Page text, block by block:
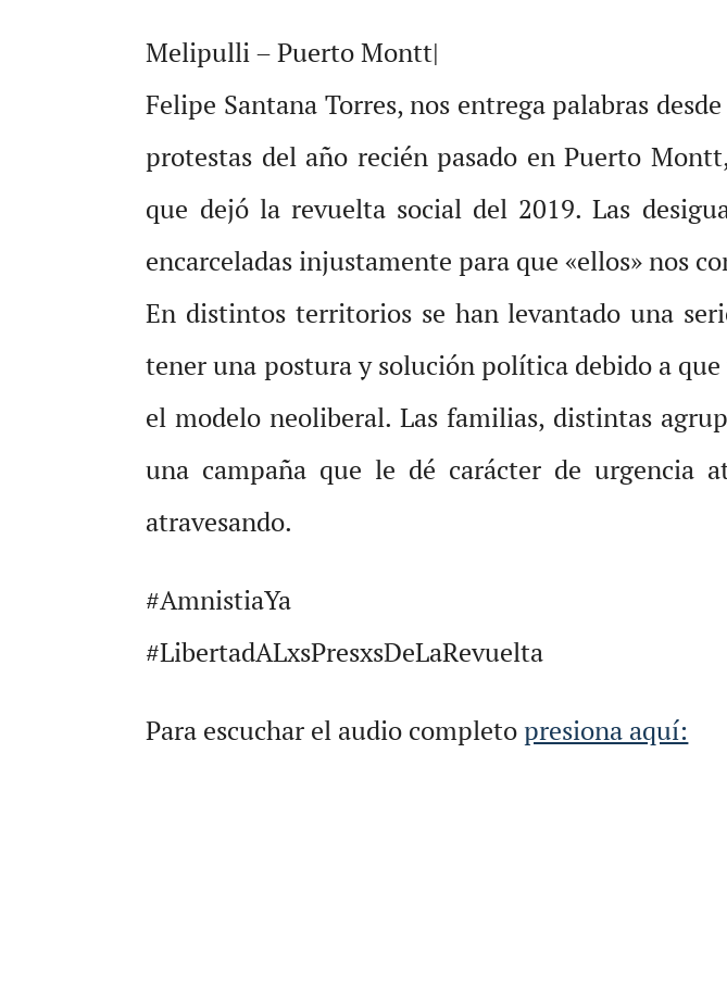
Melipulli – Puerto Montt|
Felipe Santana Torres, nos entrega palabras
protestas del año recién pasado en Puerto
que dejó la revuelta social del 2019. Las
encarceladas injustamente para que «ellos» nos
En distintos territorios se han levantado una
tener una postura y solución política debido a
el modelo neoliberal. Las familias, distintas
una campaña que le dé carácter de urgencia
atravesando.
#AmnistiaYa
#LibertadALxsPresxsDeLaRevuelta
Para escuchar el audio completopresiona aquí: